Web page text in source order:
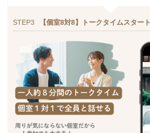
STEP3 【個室8対8】トークタイムスタート